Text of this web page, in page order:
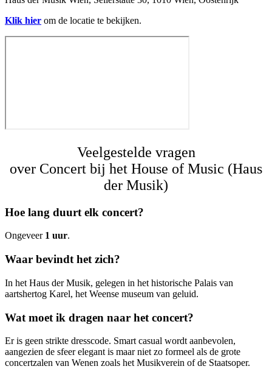
Klik hier om de locatie te bekijken.
Veelgestelde vragen
over Concert bij het House of Music (Haus
der Musik)
Hoe lang duurt elk concert?
Ongeveer 1 uur.
Waar bevindt het zich?
In het Haus der Musik, gelegen in het historische Palais van
aartshertog Karel, het Weense museum van geluid.
Wat moet ik dragen naar het concert?
Er is geen strikte dresscode. Smart casual wordt aanbevolen,
aangezien de sfeer elegant is maar niet zo formeel als de grote
concertzalen van Wenen zoals het Musikverein of de Staatsoper.